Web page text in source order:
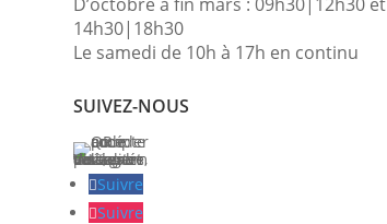
14h30|18h30
Le samedi de 10h à 17h en continu
SUIVEZ-NOUS
Suivre
Suivre